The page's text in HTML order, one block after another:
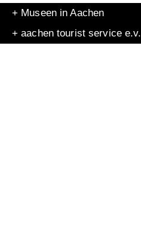
+ Museen in Aachen
+ aachen tourist service e.v.